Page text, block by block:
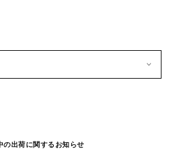
出荷に関するお知らせ